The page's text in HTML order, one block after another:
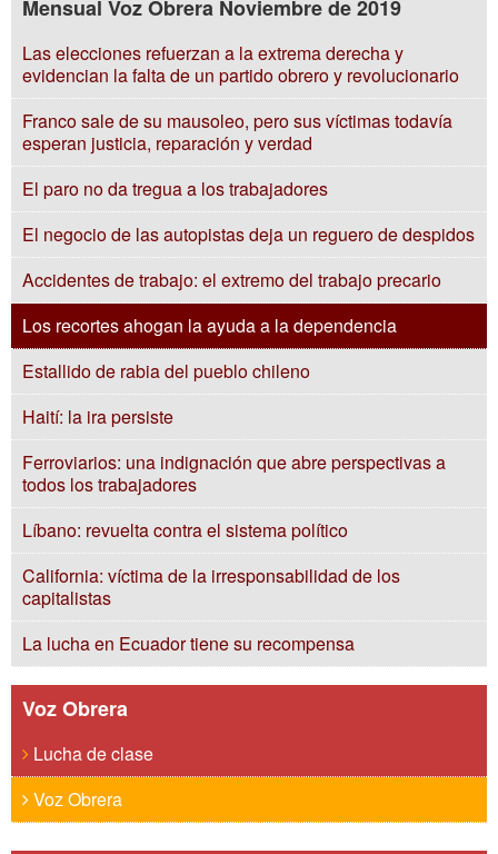
Mensual Voz Obrera Noviembre de 2019
Las elecciones refuerzan a la extrema derecha y
evidencian la falta de un partido obrero y revolucionario
Franco sale de su mausoleo, pero sus víctimas todavía
esperan justicia, reparación y verdad
El paro no da tregua a los trabajadores
El negocio de las autopistas deja un reguero de despidos
Accidentes de trabajo: el extremo del trabajo precario
Los recortes ahogan la ayuda a la dependencia
Estallido de rabia del pueblo chileno
Haití: la ira persiste
Ferroviarios: una indignación que abre perspectivas a
todos los trabajadores
Líbano: revuelta contra el sistema político
California: víctima de la irresponsabilidad de los
capitalistas
La lucha en Ecuador tiene su recompensa
Voz Obrera
Lucha de clase
Voz Obrera